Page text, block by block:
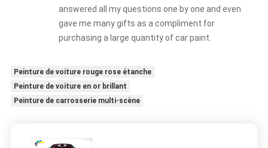
answered all my questions one by one and even
gave me many gifts as a compliment for
purchasing a large quantity of car paint.
Peinture de voiture rouge rose étanche
Peinture de voiture en or brillant
Peinture de carrosserie multi-scène